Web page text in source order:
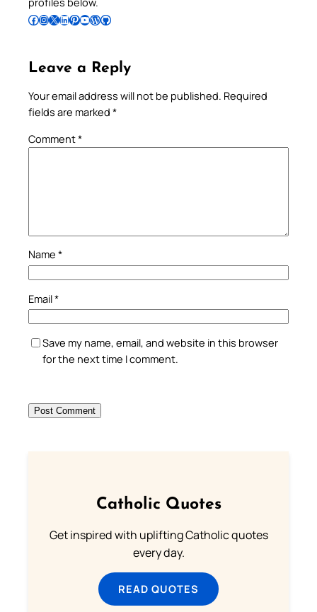
Follow Pradeep on Facebook Follow Pradeep on InstagramFollow Pradeep on X Follow Pradeep on LinkedIn Follow Pradeep on Pinterest Subscribe to Pradeep’s Youtube Channel Follow Pradeep on WordPress Follow Pradeep on GitHub
Leave a Reply
Your email address will not be published. Required
fields are marked *
Comment*
Name *
Email*
Save my name, email, and website in this browser
for the next time I comment.
Catholic Quotes
Get inspired with uplifting Catholic quotes
every day.
READ QUOTES